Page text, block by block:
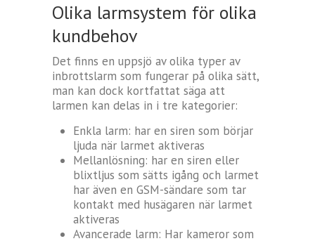
Olika larmsystem för olika
kundbehov
Det finns en uppsjö av olika typer av
inbrottslarm som fungerar på olika sätt,
man kan dock kortfattat säga att
larmen kan delas in i tre kategorier:
Enkla larm: har en siren som börjar
ljuda när larmet aktiveras
Mellanlösning: har en siren eller
blixtljus som sätts igång och larmet
har även en GSM-sändare som tar
kontakt med husägaren när larmet
aktiveras
Avancerade larm: Har kameror som